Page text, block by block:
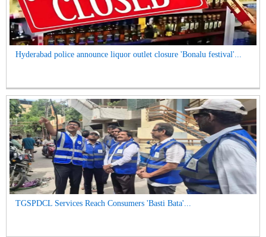
Hyderabad police announce liquor outlet closure 'Bonalu festival'...
TGSPDCL Services Reach Consumers 'Basti Bata'...